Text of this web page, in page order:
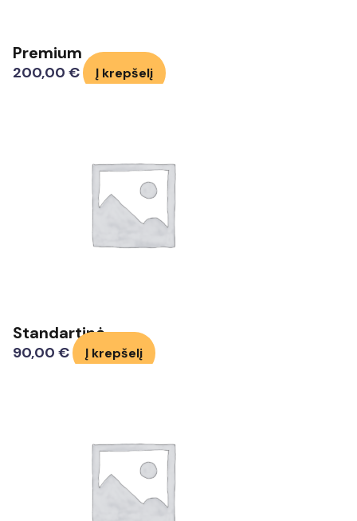
Premium
200,00 € Į krepšelį
Standartinė
90,00 € Į krepšelį